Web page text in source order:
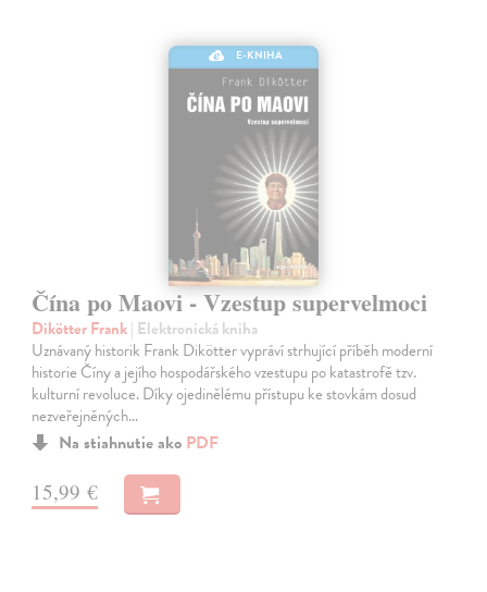
E-KNIHA
Čína po Maovi - Vzestup supervelmoci
Dikötter Frank| Elektronická kniha
Uznávaný historik Frank Dikötter vypráví strhující příběh moderní
historie Číny a jejího hospodářského vzestupu po katastrofě tzv.
kulturní revoluce. Díky ojedinělému přístupu ke stovkám dosud
nezveřejněných…
Na stiahnutie ako PDF
15,99 €